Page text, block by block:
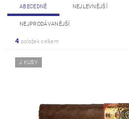
ABECEDNĚ NEJLEVNĚJŠÍ
NEJPRODÁVANĚJŠÍ
4 položek celkem
J.KUSY